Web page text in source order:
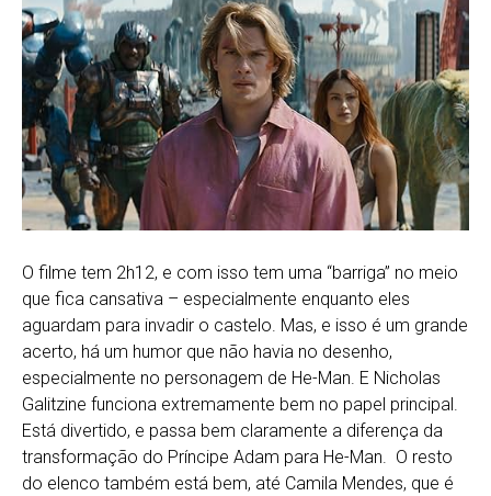
O filme tem 2h12, e com isso tem uma “barriga” no meio
que fica cansativa – especialmente enquanto eles
aguardam para invadir o castelo. Mas, e isso é um grande
acerto, há um humor que não havia no desenho,
especialmente no personagem de He-Man. E Nicholas
Galitzine funciona extremamente bem no papel principal.
Está divertido, e passa bem claramente a diferença da
transformação do Príncipe Adam para He-Man. O resto
do elenco também está bem, até Camila Mendes, que é